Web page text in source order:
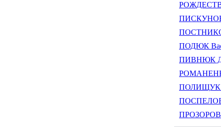
ПИСКУНОВ
ПОДЮК
ПИВНЮК
ПОЛИЩУК
ПОСПЕЛОВ